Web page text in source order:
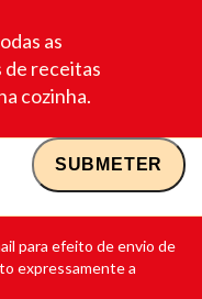
as
de receitas
cozinha.
para efeito de envio de
expressamente a